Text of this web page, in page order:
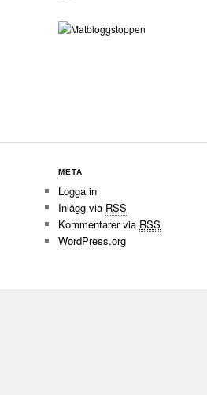
META
Logga in
Inlägg via RSS
Kommentarer via RSS
WordPress.org